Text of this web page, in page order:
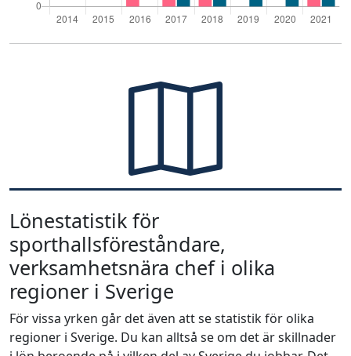
Lönestatistik för
sporthallsföreståndare,
verksamhetsnära chef i olika
regioner i Sverige
För vissa yrken går det även att se statistik för olika
regioner i Sverige. Du kan alltså se om det är skillnader